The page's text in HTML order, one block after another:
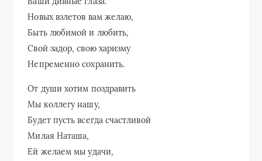
Новых взлетов вам желаю,
Быть любимой и любить,
Свой задор, свою харизму
Непременно сохранить.
От души хотим поздравить
Мы коллегу нашу,
Будет пусть всегда счастливой
Милая Наташа,
Ей желаем мы удачи,